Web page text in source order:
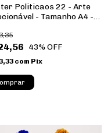
Politicaos 22 - Arte
- Tamanho A4 -
43% OFF
com Pix